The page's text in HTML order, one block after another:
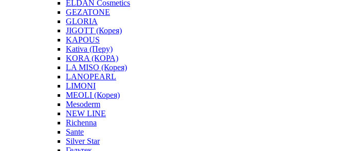
ELDAN Cosmetics
GEZATONE
GLORIA
JIGOTT (Корея)
KAPOUS
Kativa (Перу)
KORA (КОРА)
LA MISO (Корея)
LANOPEARL
LIMONI
MEOLI (Корея)
Mesoderm
NEW LINE
Richenna
Sante
Silver Star